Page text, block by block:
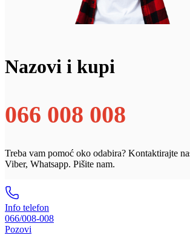
Nazovi i kupi
066 008 008
Treba vam pomoć oko odabira? Kontaktirajte
Viber, Whatsapp. Pišite nam.
Info telefon
066/008-008
Pozovi